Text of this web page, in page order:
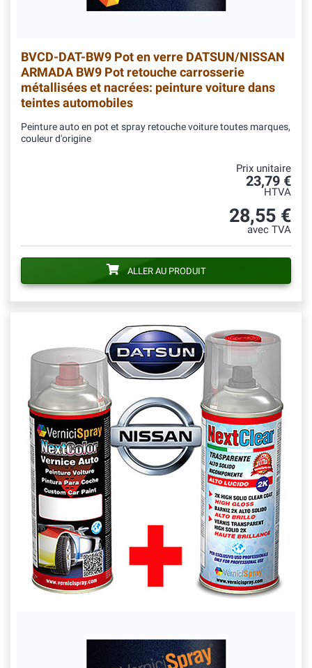
BVCD-DAT-BW9 Pot en verre DATSUN/NISSAN
ARMADA BW9 Pot retouche carrosserie
métallisées et nacrées: peinture voiture dans
teintes automobiles
Peinture auto en pot et spray retouche voiture toutes marques,
couleur d'origine
Prix unitaire
23,79 €
HTVA
28,55 €
avec TVA
ALLER AU PRODUIT